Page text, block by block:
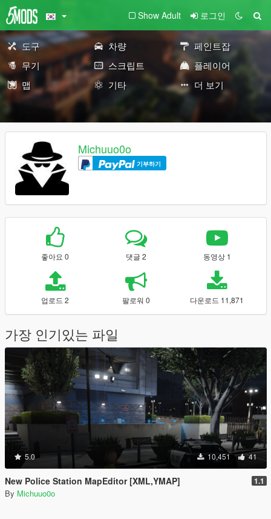
Show Adult 로그인
도구 차량
페인트잡
무기
스크립트
플레이어
맵
기타 더 보기
Michuuo0o
기부하기
좋아요 0 댓글 2 동영상 1
업로드 2 팔로워 0 다운로드 11,871
가장 인기있는 파일
5.0 10,451 41
New Police Station MapEditor [XML,YMAP] 1.1
By Michuuo0o